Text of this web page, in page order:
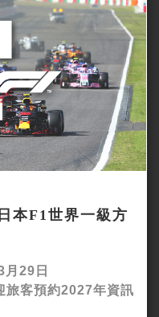
本F1世界一級方
29日
客預約2027年資訊